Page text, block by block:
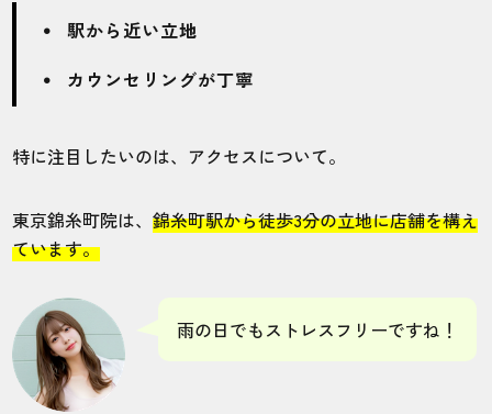
駅から近い立地
カウンセリングが丁寧
特に注目したいのは、アクセスについて。
東京錦糸町院は、錦糸町駅から徒歩3分の立地に店舗を構え
ています。
雨の日でもストレスフリーですね！